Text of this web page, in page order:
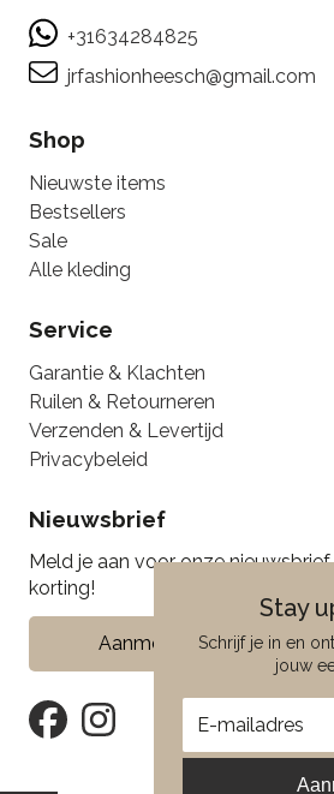
Stay
Schrijf je in en
jouw
+31634284825
jrfashionheesch@gmail.com
Shop
Nieuwste items
Bestsellers
Sale
Alle kleding
Service
Garantie & Klachten
Ruilen & Retourneren
Verzenden & Levertijd
Privacybeleid
Nieuwsbrief
Meld je aan voor onze
korting!
Aanmelden